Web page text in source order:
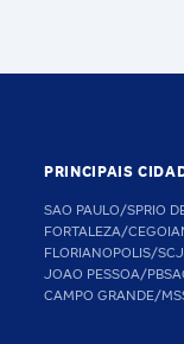
PRINCIPAIS
SAO PAULO/SPRIO
FORTALEZA/CE
FLORIANOPOLIS/SC
JOAO PESSOA/PB
CAMPO GRANDE/MS